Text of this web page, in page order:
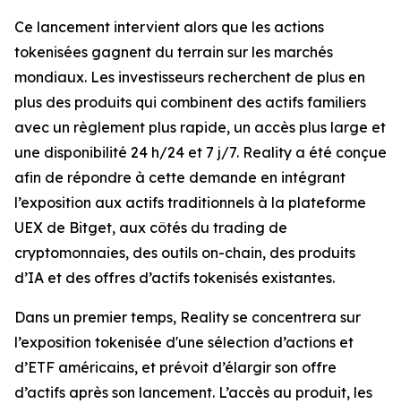
Ce lancement intervient alors que les actions
tokenisées gagnent du terrain sur les marchés
mondiaux. Les investisseurs recherchent de plus en
plus des produits qui combinent des actifs familiers
avec un règlement plus rapide, un accès plus large et
une disponibilité 24 h/24 et 7 j/7. Reality a été conçue
afin de répondre à cette demande en intégrant
l’exposition aux actifs traditionnels à la plateforme
UEX de Bitget, aux côtés du trading de
cryptomonnaies, des outils on-chain, des produits
d’IA et des offres d’actifs tokenisés existantes.
Dans un premier temps, Reality se concentrera sur
l’exposition tokenisée d'une sélection d’actions et
d’ETF américains, et prévoit d’élargir son offre
d’actifs après son lancement. L’accès au produit, les